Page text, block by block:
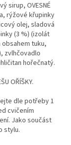
sirup, OVESNÉ
rýžové křupinky
olej, sladová
(3 %) (izolát
tuku,
zvlhčovadlo
hořečnatý.
OŘÍŠKY.
dle potřeby 1
cvičením
Jako součást
stylu.